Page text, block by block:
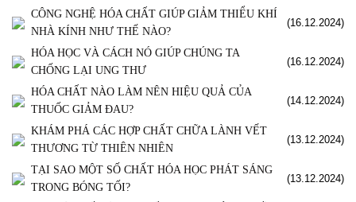
CÔNG NGHỆ HÓA CHẤT GIÚP GIẢM THIỂU KHÍ
NHÀ KÍNH NHƯ THẾ NÀO?
(16.12.2024)
HÓA HỌC VÀ CÁCH NÓ GIÚP CHÚNG TA
CHỐNG LẠI UNG THƯ
(16.12.2024)
HÓA CHẤT NÀO LÀM NÊN HIỆU QUẢ CỦA
THUỐC GIẢM ĐAU?
(14.12.2024)
KHÁM PHÁ CÁC HỢP CHẤT CHỮA LÀNH VẾT
THƯƠNG TỪ THIÊN NHIÊN
(13.12.2024)
TẠI SAO MỘT SỐ CHẤT HÓA HỌC PHÁT SÁNG
TRONG BÓNG TỐI?
(13.12.2024)